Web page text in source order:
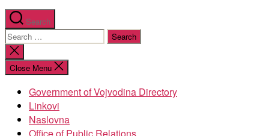
Search
Search
for:
Close
search
Close Menu
Government of Vojvodina Directory
Linkovi
Naslovna